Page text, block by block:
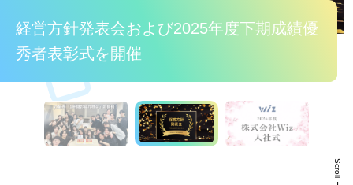
2026年度 Wiz入社式
25新卒社員を称える「1年間お疲れ様会」を
初開催🎉
経営方針発表会および2025年度下期成績優
秀者表彰式を開催
2026年度 Wiz入社式
25新卒社員を称える「1年間お疲れ様会」を
初開催🎉
Scroll